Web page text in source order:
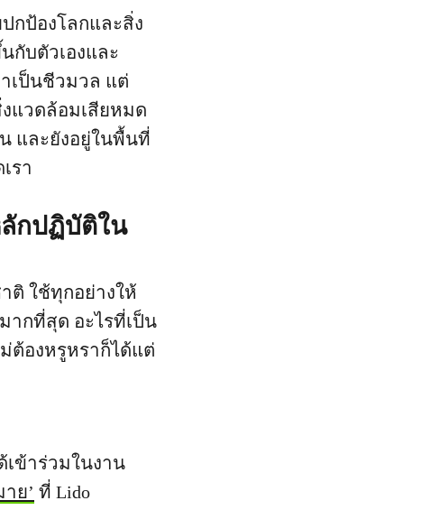
กป้องโลกและสิ่ง
กับตัวเองและ
เป็นชีวมวล แต่
แวดล้อมเสียหมด
และยังอยู่ในพื้นที่
รา
กปฏิบัติใน
ติ ใช้ทุกอย่างให้
กที่สุด อะไรที่เป็น
ต้องหรูหราก็ได้แต่
เข้าร่วมในงาน
ย’ ที่ Lido